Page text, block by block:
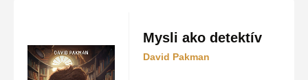
Mysli ako detektív
David Pakman